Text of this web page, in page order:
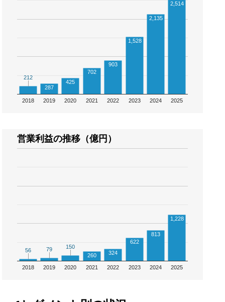
2018 2019 2020 2021 2022 2023 2024 2025
212
212
287
425
702
903
1,528
2,135
2,514
営業利益の推移（億円）
2018 2019 2020 2021 2022 2023 2024 2025
56
56 79
79 150
150
260
324
622
813
1,228